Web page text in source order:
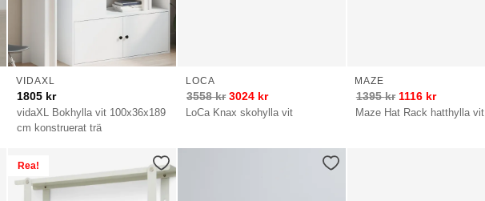
vidaXL Bokhylla vit 100x36x189
cm konstruerat trä
VIDAXL
1805 kr
LoCa Knax skohylla vit
LOCA
3558kr 3024 kr
Maze Hat Rack hatthylla vit
MAZE
1395kr 1116 kr
Rea!